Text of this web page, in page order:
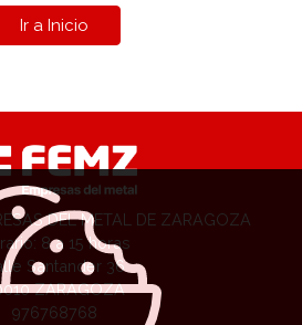
Ir a Inicio
DEL METAL DE ZARAGOZA
8 a 15 horas
Santander 36
ZARAGOZA
976768768